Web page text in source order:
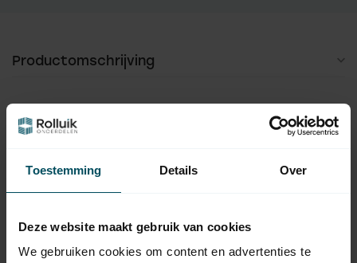
Toestemming Details Over
Deze website maakt gebruik van cookies
We gebruiken cookies om content en advertenties te
Productomschrijving
Hulp nodig bij het maken van een
Vraag het de expert